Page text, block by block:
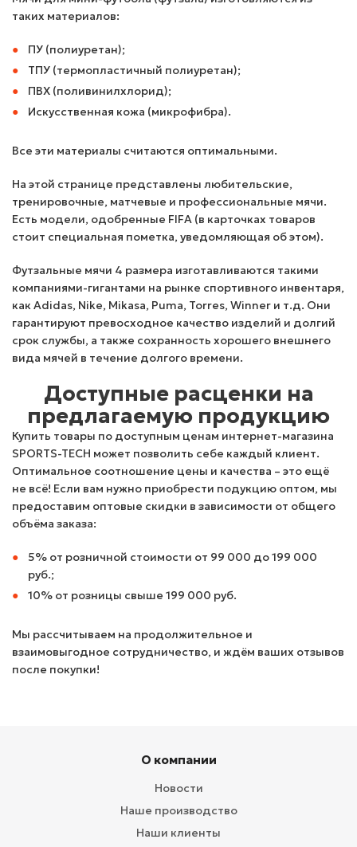
таких материалов:
ПУ (полиуретан);
ТПУ (термопластичный полиуретан);
ПВХ (поливинилхлорид);
Искусственная кожа (микрофибра).
Все эти материалы считаются оптимальными.
На этой странице представлены любительские,
тренировочные, матчевые и профессиональные мячи.
Есть модели, одобренные FIFA (в карточках товаров
стоит специальная пометка, уведомляющая об этом).
Футзальные мячи 4 размера изготавливаются такими
компаниями-гигантами на рынке спортивного инвентаря,
как Adidas, Nike, Mikasa, Puma, Torres, Winner и т.д. Они
гарантируют превосходное качество изделий и долгий
срок службы, а также сохранность хорошего внешнего
вида мячей в течение долгого времени.
Доступные расценки на
предлагаемую продукцию
Купить товары по доступным ценам интернет-магазина
SPORTS-TECH может позволить себе каждый клиент.
Оптимальное соотношение цены и качества – это ещё
не всё! Если вам нужно приобрести подукцию оптом, мы
предоставим оптовые скидки в зависимости от общего
объёма заказа:
5% от розничной стоимости от 99 000 до 199 000
руб.;
10% от розницы свыше 199 000 руб.
Мы рассчитываем на продолжительное и
взаимовыгодное сотрудничество, и ждём ваших отзывов
после покупки!
О компании
Новости
Наше производство
Наши клиенты